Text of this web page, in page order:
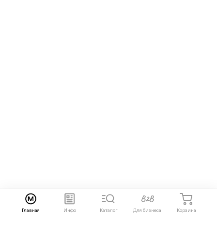
Главная Инфо Каталог Для бизнеса Корзина